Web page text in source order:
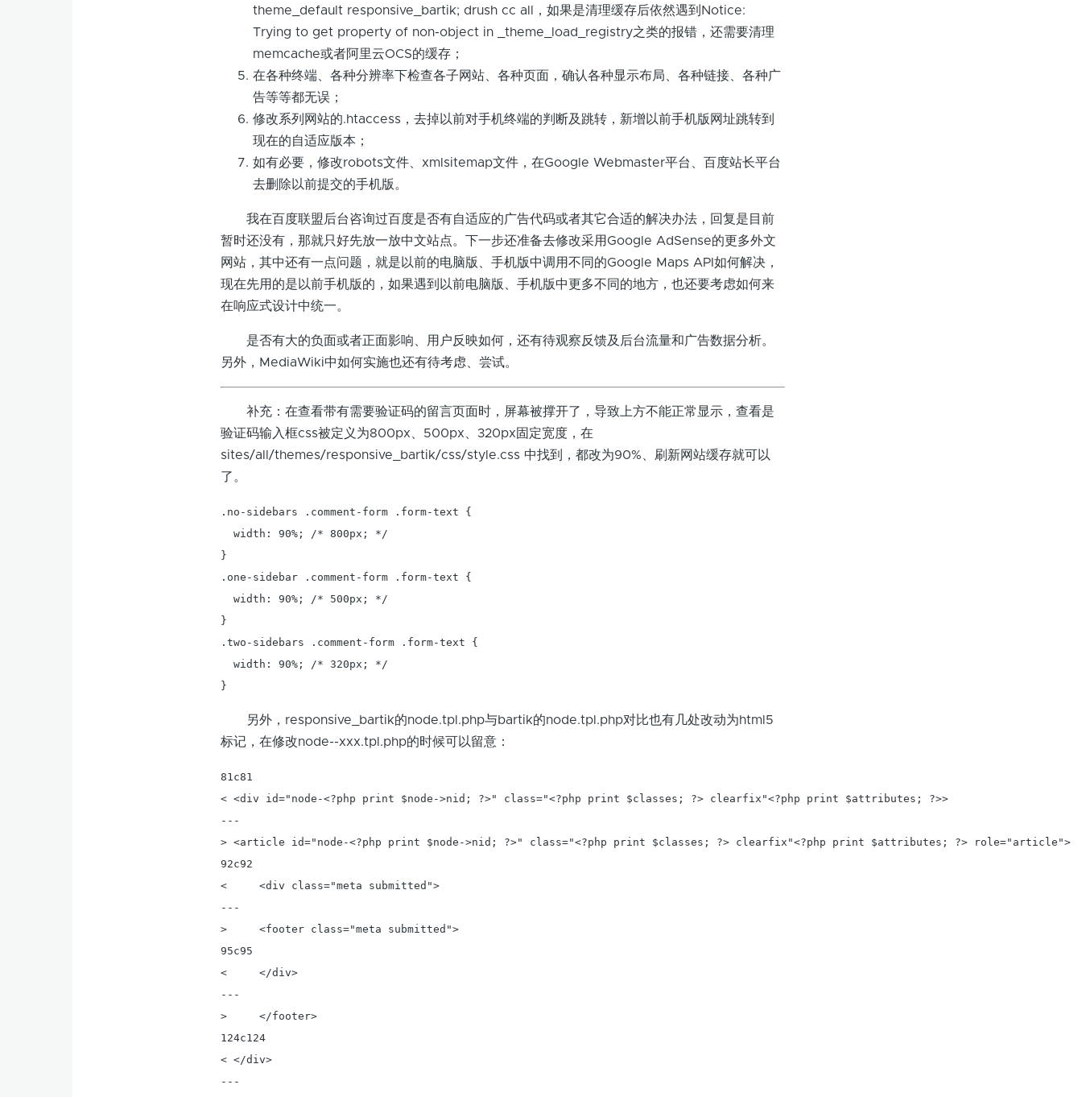
theme_default responsive_bartik; drush cc all，如果是清理缓存后依然遇到Notice:
Trying to get property of non-object in _theme_load_registry之类的报错，还需要清理
memcache或者阿里云OCS的缓存；
在各种终端、各种分辨率下检查各子网站、各种页面，确认各种显示布局、各种链接、各种广
告等等都无误；
修改系列网站的.htaccess，去掉以前对手机终端的判断及跳转，新增以前手机版网址跳转到
现在的自适应版本；
如有必要，修改robots文件、xmlsitemap文件，在Google Webmaster平台、百度站长平台
去删除以前提交的手机版。
我在百度联盟后台咨询过百度是否有自适应的广告代码或者其它合适的解决办法，回复是目前
暂时还没有，那就只好先放一放中文站点。下一步还准备去修改采用Google AdSense的更多外文
网站，其中还有一点问题，就是以前的电脑版、手机版中调用不同的Google Maps API如何解决，
现在先用的是以前手机版的，如果遇到以前电脑版、手机版中更多不同的地方，也还要考虑如何来
在响应式设计中统一。
是否有大的负面或者正面影响、用户反映如何，还有待观察反馈及后台流量和广告数据分析。
另外，MediaWiki中如何实施也还有待考虑、尝试。
补充：在查看带有需要验证码的留言页面时，屏幕被撑开了，导致上方不能正常显示，查看是
验证码输入框css被定义为800px、500px、320px固定宽度，在
sites/all/themes/responsive_bartik/css/style.css 中找到，都改为90%、刷新网站缓存就可以
了。
.no-sidebars .comment-form .form-text {
  width: 90%; /* 800px; */
}
.one-sidebar .comment-form .form-text {
  width: 90%; /* 500px; */
}
.two-sidebars .comment-form .form-text {
  width: 90%; /* 320px; */
另外，responsive_bartik的node.tpl.php与bartik的node.tpl.php对比也有几处改动为html5
标记，在修改node--xxx.tpl.php的时候可以留意：
81c81
< <div id="node-<?php print $node->nid; ?>" class="<?php print $classes; ?> clearfix"<?php print $attributes; ?>>
---
> <article id="node-<?php print $node->nid; ?>" class="<?php print $classes; ?> clearfix"<?php print $attributes; ?> role="article">
92c92
<     <div class="meta submitted">
---
>     <footer class="meta submitted">
95c95
<     </div>
---
>     </footer>
124c124
< </div>
---